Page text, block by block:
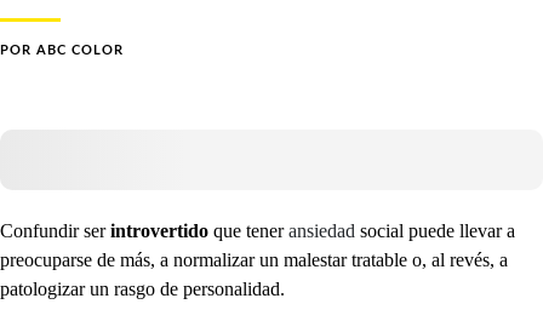
POR ABC COLOR
Confundir serintrovertido que teneransiedad social puede llevar a
preocuparse de más, a normalizar un malestar tratable o, al revés, a
patologizar un rasgo de personalidad.